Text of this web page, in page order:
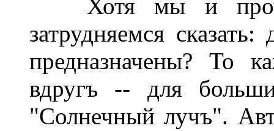
Хотя мы и
затрудняемся
предназначены? То
вдругъ -- для
"Солнечный лучъ".